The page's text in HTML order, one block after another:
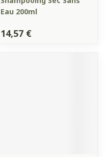
Eau 200ml
14,57 €